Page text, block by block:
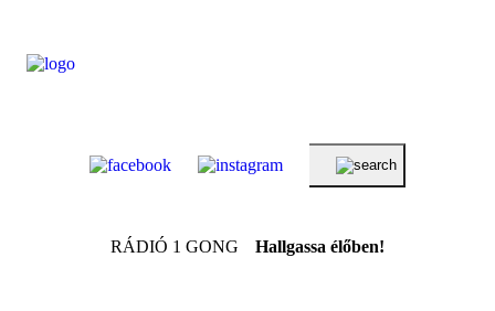
RÁDIÓ 1 GONG Hallgassa élőben!